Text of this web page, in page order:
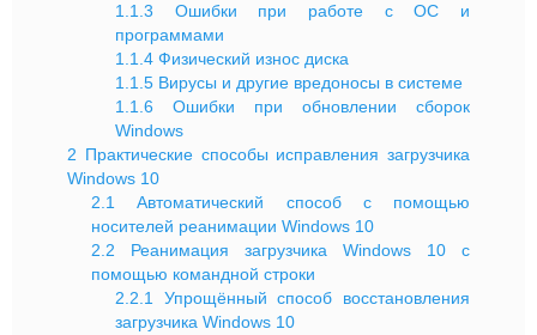
1.1.3 Ошибки при работе с ОС и
программами
1.1.4 Физический износ диска
1.1.5 Вирусы и другие вредоносы в системе
1.1.6 Ошибки при обновлении сборок
Windows
2 Практические способы исправления загрузчика
Windows 10
2.1
Автоматический способ с помощью
носителей реанимации Windows 10
2.2 Реанимация загрузчика Windows 10 с
помощью командной строки
2.2.1
Упрощённый способ восстановления
загрузчика Windows 10